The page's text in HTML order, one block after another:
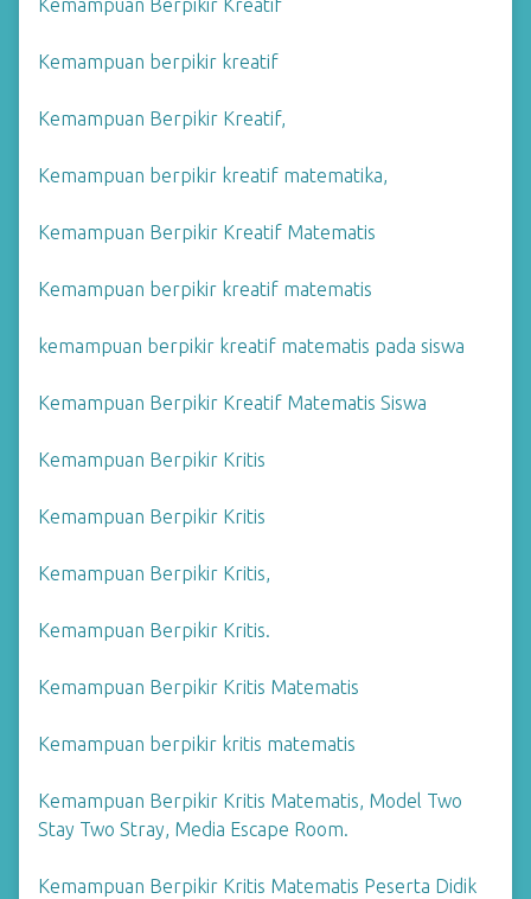
Kemampuan Berpikir Kreatif
Kemampuan berpikir kreatif
Kemampuan Berpikir Kreatif,
Kemampuan berpikir kreatif matematika,
Kemampuan Berpikir Kreatif Matematis
Kemampuan berpikir kreatif matematis
kemampuan berpikir kreatif matematis pada siswa
Kemampuan Berpikir Kreatif Matematis Siswa
Kemampuan Berpikir Kritis
Kemampuan Berpikir Kritis
Kemampuan Berpikir Kritis,
Kemampuan Berpikir Kritis.
Kemampuan Berpikir Kritis Matematis
Kemampuan berpikir kritis matematis
Kemampuan Berpikir Kritis Matematis, Model Two
Stay Two Stray, Media Escape Room.
Kemampuan Berpikir Kritis Matematis Peserta Didik